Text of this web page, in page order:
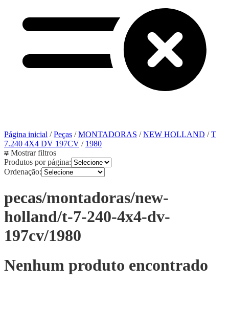
Página inicial /Peças /MONTADORAS /NEW HOLLAND /T
7.240 4X4 DV 197CV / 1980
Mostrar filtros
Produtos por página:
Ordenação:
pecas/montadoras/new-
holland/t-7-240-4x4-dv-
197cv/1980
Nenhum produto encontrado